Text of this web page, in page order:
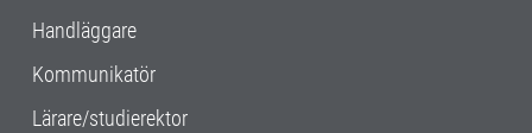
Handläggare
Kommunikatör
Lärare/studierektor